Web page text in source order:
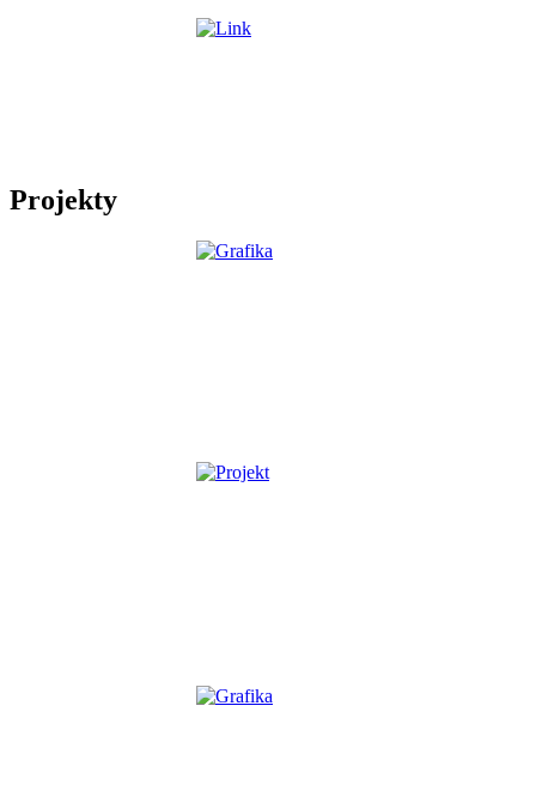
Projekty